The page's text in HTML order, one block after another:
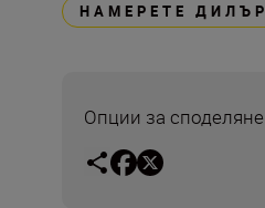
НАМЕРЕТЕ ДИЛЪР
Опции за споделяне